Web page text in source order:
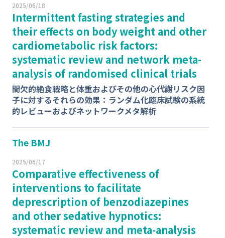
2025/06/18
Intermittent fasting strategies and
their effects on body weight and other
cardiometabolic risk factors:
systematic review and network meta-
analysis of randomised clinical trials
間⽋的絶⾷戦略と体重およびその他の⼼代謝リスク因
⼦に対するそれらの効果：ランダム化臨床試験の系統
的レビューおよびネットワークメタ解析
The BMJ
2025/06/17
Comparative effectiveness of
interventions to facilitate
deprescription of benzodiazepines
and other sedative hypnotics:
systematic review and meta-analysis